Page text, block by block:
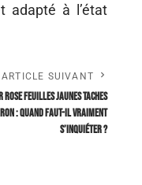
adapté à l’état
ARTICLE SUIVANT
rose feuilles jaunes taches
: quand faut-il vraiment
s’inquiéter ?